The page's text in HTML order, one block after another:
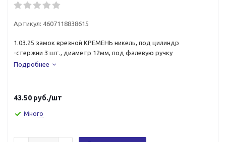
Артикул: 4607118838615
1.03.25 замок врезной КРЕМЕНЬ никель, под цилиндр
-стержни 3 шт., диаметр 12мм, под фалевую ручку
Подробнее
43.50 руб./шт
Много